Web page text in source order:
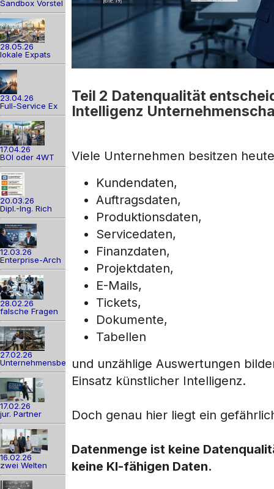
Sandbox Vorstel
28.05.26
lokale Expats
23.04.26
Full-Service Ex
17.04.26
BOI oder 4WT
20.03.26
Dipl.-Ing. Rich
12.03.26
Enterprise-Arch
28.02.26
falsche Fragen
27.02.26
Unternehmensber
17.02.26
jur. Partner
16.02.26
zwei Welten
Teil 2 Datenqualität
Intelligenz
Viele Unternehmen besitzen
Kundendaten,
Auftragsdaten,
Produktionsdaten,
Servicedaten,
Finanzdaten,
Projektdaten,
E-Mails,
Tickets,
Dokumente,
Tabellen
und unzählige Auswertungen
Einsatz künstlicher Intelligenz.
Doch genau hier liegt ein
Datenmenge ist keine
keine KI-fähigen Daten.